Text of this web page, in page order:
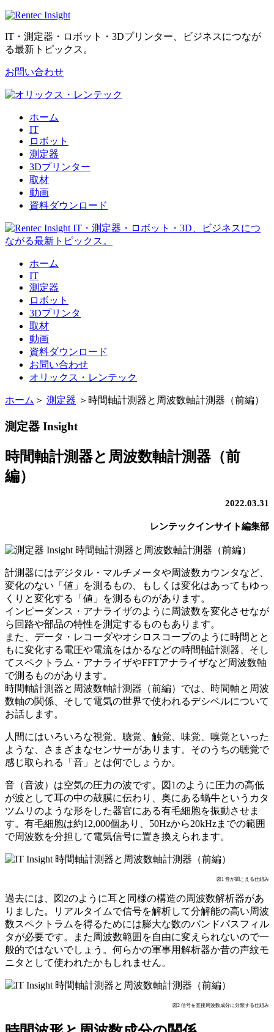
IT・測定器・ロボット・3Dプリンター、ビジネスにつなが
る最新トピックス。
お問い合わせ
ホーム
IT
ロボット
測定器
3Dプリンター
取材
動画
資料ダウンロード
ホーム
IT
測定器
ロボット
3Dプリンタ
取材
動画
資料ダウンロード
お問い合わせ
オリックス・レンテック
ホーム ＞ 測定器 ＞ 時間軸計測器と周波数軸計測器（前編）
測定器 Insight
時間軸計測器と周波数軸計測器（前
編）
2022.03.31
レンテックインサイト編集部
計測器にはデジタル・マルチメータや周波数カウンタなど、
変化のない「値」を測るもの、もしくは変化はあってもゆっ
くりと変化する「値」を測るものがあります。
インピーダンス・アナライザのように周波数を変化させなが
ら回路や部品の特性を測定するものもあります。
また、データ・レコーダやオシロスコープのように時間とと
もに変化する電圧や電流をはかるなどの時間軸計測器、そし
てスペクトラム・アナライザやFFTアナライザなど周波数軸
で測るものがあります。
時間軸計測器と周波数軸計測器（前編）では、時間軸と周波
数軸の関係、そして電気の世界で使われるデシベルについて
お話します。
人間にはいろいろな視覚、聴覚、触覚、味覚、嗅覚といった
ような、さまざまなセンサーがあります。そのうちの聴覚で
感じ取られる「音」とは何でしょうか。
音（音波）は空気の圧力の波です。図1のように圧力の高低
が波として耳の中の鼓膜に伝わり、奥にある蝸牛というカタ
ツムリのような形をした器官にある有毛細胞を振動させま
す。有毛細胞は約12,000個あり、50Hzから20kHzまでの範囲
で周波数を分担して電気信号に置き換えられます。
図1 音が聞こえる仕組み
過去には、図2のように耳と同様の構造の周波数解析器があ
りました。リアルタイムで信号を解析して分解能の高い周波
数スペクトラムを得るためには膨大な数のバンドパスフィル
タが必要です。また周波数範囲を自由に変えられないので一
般的ではないでしょう。何らかの軍事用解析器か昔の声紋モ
ニタとして使われたかもしれません。
図2 信号を直接周波数成分に分類する仕組み